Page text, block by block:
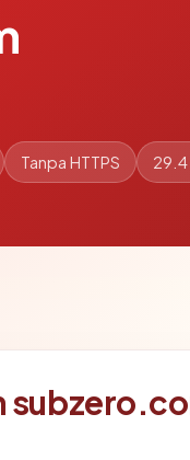
Tanpa HTTPS 29.4